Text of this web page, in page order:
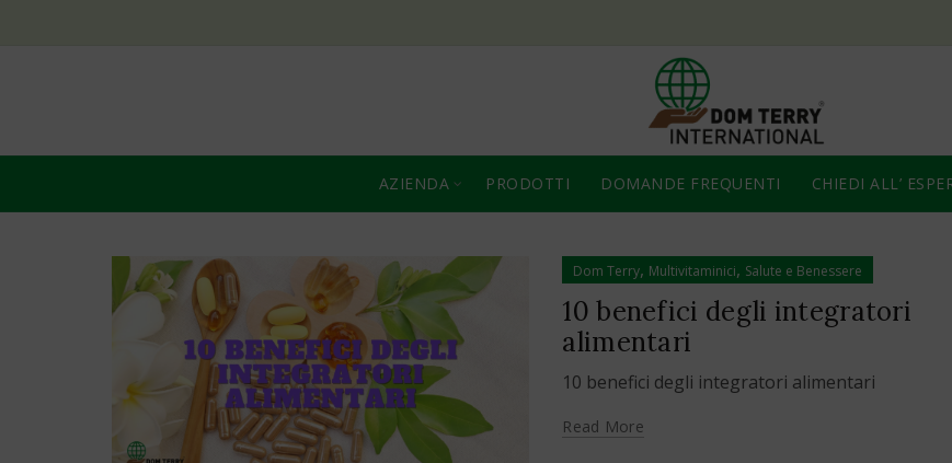
AZIENDA PRODOTTI DOMANDE FREQUENTI CHIEDI ALL’
Dom Terry, Multivitaminici, Salute e Benessere
10 benefici degli integratori
alimentari
10 benefici degli integratori alimentari
Read More